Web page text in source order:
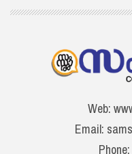
Web:
Email: